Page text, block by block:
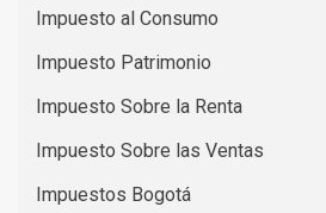
Impuesto al Consumo
Impuesto Patrimonio
Impuesto Sobre la Renta
Impuesto Sobre las Ventas
Impuestos Bogotá